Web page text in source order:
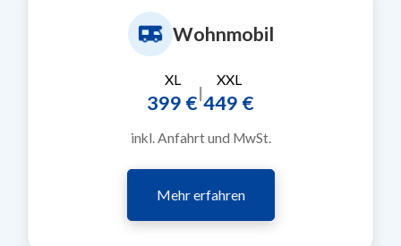
Wohnmobil
XL
399 €|
XXL
449 €
inkl. Anfahrt und MwSt.
Mehr erfahren